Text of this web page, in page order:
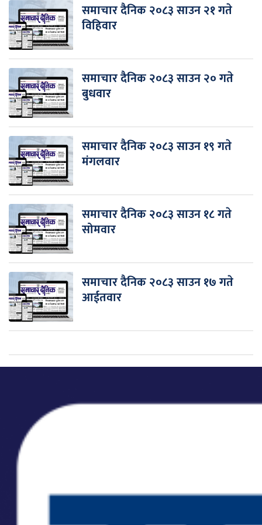
समाचार दैनिक २०८३ साउन २१ गते
विहिवार
समाचार दैनिक २०८३ साउन २० गते
बुधवार
समाचार दैनिक २०८३ साउन १९ गते
मंगलवार
समाचार दैनिक २०८३ साउन १८ गते
सोमवार
समाचार दैनिक २०८३ साउन १७ गते
आईतवार